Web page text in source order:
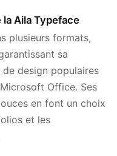
Aila Typeface
plusieurs formats,
sa
design populaires
Office. Ses
en font un choix
et les